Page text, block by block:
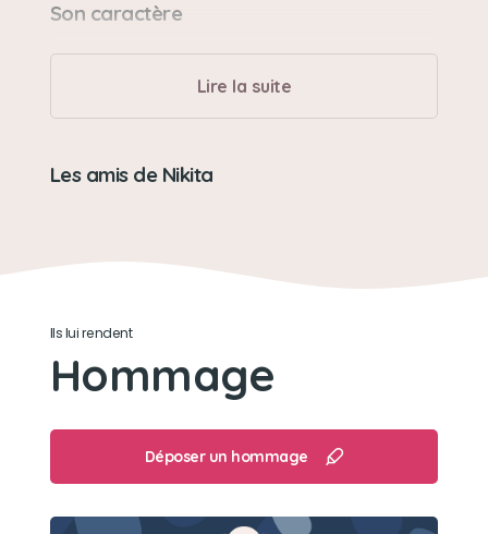
Son caractère
Pleine d'amour
Son jouet préféré
Moi🙂
Dormir etcsboter sur les gros cons
Lire la suite
Les amis de Nikita
Ils lui rendent
Hommage
Déposer un hommage